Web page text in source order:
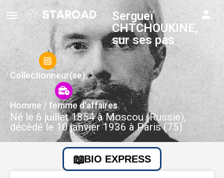
Sergueï
CHTCHOUKINE,
sur ses pas
Collectionneur(se)
Homme / femme d'affaires
Né le 6 juillet 1854 à Moscou (Russie),
décédé le 10 janvier 1936 à Paris (75)
BIO EXPRESS